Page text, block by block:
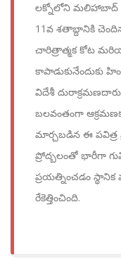
లక్నోలోని మలిహాబాద్
11వ శతాబ్దానికి
చారిత్రాత్మక కోట
కాపాడుకునేందుకు
విదేశీ
బలవంతంగా
మార్చబడిన ఈ పవిత్ర
ప్రోద్బలంతో భారీగా
ప్రయత్నించడం
రేకెత్తించింది.